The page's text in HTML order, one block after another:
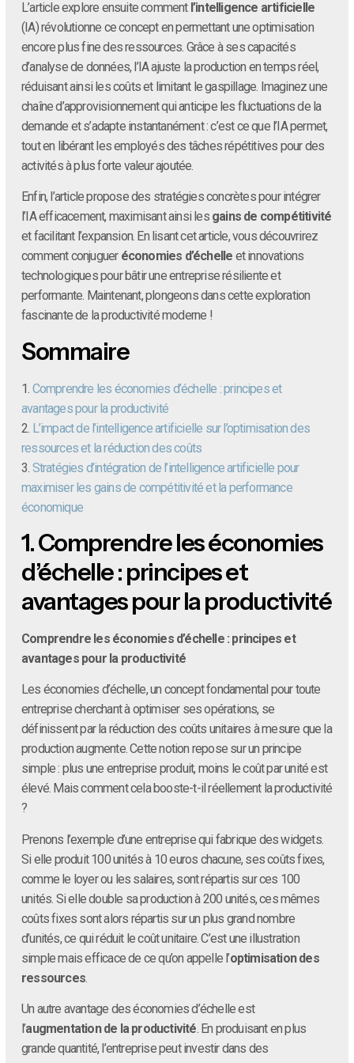
L’article explore ensuite comment l’intelligence artificielle
(IA) révolutionne ce concept en permettant une optimisation
encore plus fine des ressources. Grâce à ses capacités
d’analyse de données, l’IA ajuste la production en temps réel,
réduisant ainsi les coûts et limitant le gaspillage. Imaginez une
chaîne d’approvisionnement qui anticipe les fluctuations de la
demande et s’adapte instantanément : c’est ce que l’IA permet,
tout en libérant les employés des tâches répétitives pour des
activités à plus forte valeur ajoutée.
Enfin, l’article propose des stratégies concrètes pour intégrer
l’IA efficacement, maximisant ainsi les gains de compétitivité
et facilitant l’expansion. En lisant cet article, vous découvrirez
comment conjuguer économies d’échelle et innovations
technologiques pour bâtir une entreprise résiliente et
performante. Maintenant, plongeons dans cette exploration
fascinante de la productivité moderne !
Sommaire
1. Comprendre les économies d’échelle : principes et
avantages pour la productivité
2. L’impact de l’intelligence artificielle sur l’optimisation des
ressources et la réduction des coûts
3. Stratégies d’intégration de l’intelligence artificielle pour
maximiser les gains de compétitivité et la performance
économique
1.Comprendre les économies
d’échelle : principes et
avantages pour la productivité
Comprendre les économies d’échelle : principes et
avantages pour la productivité
Les économies d’échelle, un concept fondamental pour toute
entreprise cherchant à optimiser ses opérations, se
définissent par la réduction des coûts unitaires à mesure que la
production augmente. Cette notion repose sur un principe
simple : plus une entreprise produit, moins le coût par unité est
élevé. Mais comment cela booste-t-il réellement la productivité
?
Prenons l’exemple d’une entreprise qui fabrique des widgets.
Si elle produit 100 unités à 10 euros chacune, ses coûts fixes,
comme le loyer ou les salaires, sont répartis sur ces 100
unités. Si elle double sa production à 200 unités, ces mêmes
coûts fixes sont alors répartis sur un plus grand nombre
d’unités, ce qui réduit le coût unitaire. C’est une illustration
simple mais efficace de ce qu’on appelle l’optimisation des
ressources
Un autre avantage des économies d’échelle est
l’augmentation de la productivité. En produisant en plus
grande quantité, l’entreprise peut investir dans des